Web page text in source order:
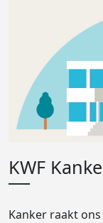
KWF
Kanker raakt